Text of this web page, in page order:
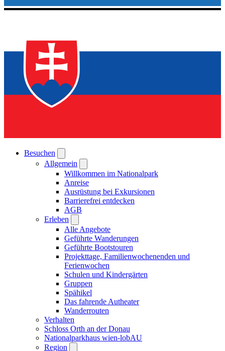
Besuchen
Allgemein
Willkommen im Nationalpark
Anreise
Ausrüstung bei Exkursionen
Barrierefrei entdecken
AGB
Erleben
Alle Angebote
Geführte Wanderungen
Geführte Bootstouren
Projekttage, Familienwochenenden und
Ferienwochen
Schulen und Kindergärten
Gruppen
Spähikel
Das fahrende Autheater
Wanderrouten
Verhalten
Schloss Orth an der Donau
Nationalparkhaus wien-lobAU
Region